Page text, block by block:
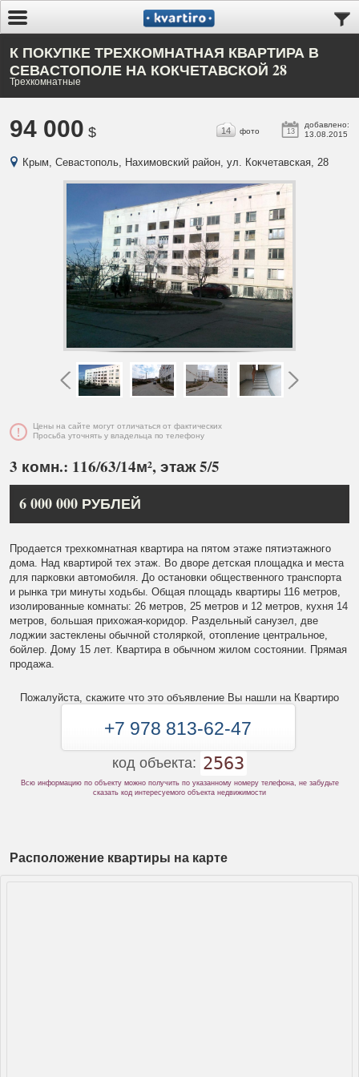
К ПОКУПКЕ ТРЕХКОМНАТНАЯ КВАРТИРА В
СЕВАСТОПОЛЕ НА КОКЧЕТАВСКОЙ 28
Трехкомнатные
94 000 $ 13
добавлено:
13.08.2015
14 фото
Крым, Севастополь, Нахимовский район, ул. Кокчетавская, 28
Цены на сайте могут отличаться от фактических
Просьба уточнять у владельца по телефону
3 комн.: 116/63/14м², этаж 5/5
6 000 000 РУБЛЕЙ
Продается трехкомнатная квартира на пятом этаже пятиэтажного
дома. Над квартирой тех этаж. Во дворе детская площадка и места
для парковки автомобиля. До остановки общественного транспорта
и рынка три минуты ходьбы. Общая площадь квартиры 116 метров,
изолированные комнаты: 26 метров, 25 метров и 12 метров, кухня 14
метров, большая прихожая-коридор. Раздельный санузел, две
лоджии застеклены обычной столяркой, отопление центральное,
бойлер. Дому 15 лет. Квартира в обычном жилом состоянии. Прямая
продажа.
Пожалуйста, скажите что это объявление Вы нашли на Квартиро
+7 978 813-62-47
код объекта: 2563
Всю информацию по объекту можно получить по указанному номеру телефона, не забудьте
сказать код интересуемого объекта недвижимости
Расположение квартиры на карте